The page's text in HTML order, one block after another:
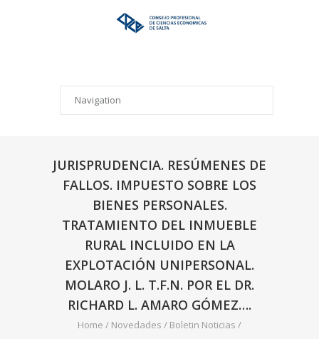
JURISPRUDENCIA. RESÚMENES DE
FALLOS. IMPUESTO SOBRE LOS
BIENES PERSONALES.
TRATAMIENTO DEL INMUEBLE
RURAL INCLUIDO EN LA
EXPLOTACIÓN UNIPERSONAL.
MOLARO J. L. T.F.N. POR EL DR.
RICHARD L. AMARO GÓMEZ….
Home / Novedades / Boletin Noticias /